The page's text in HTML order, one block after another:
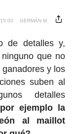
GERMÁN M.
de detalles y,
que no
y los
suben al
detalles
ejemplo la
al maillot